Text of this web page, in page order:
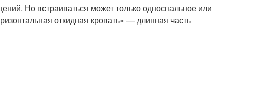
Но встраиваться может только односпальное или
откидная кровать» — длинная часть